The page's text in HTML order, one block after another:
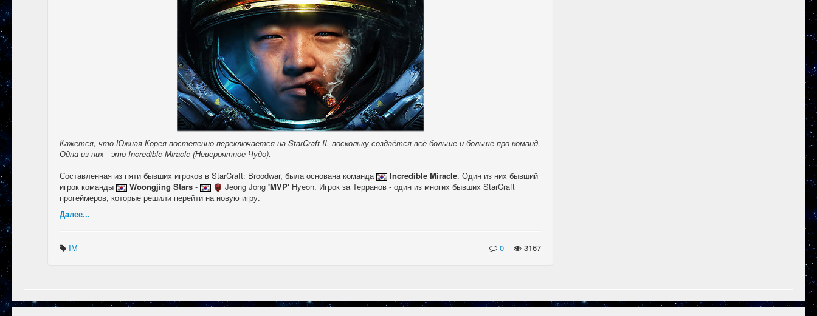
Кажется, что Южная Корея постепенно переключается на StarCraft II, поскольку создаётся всё больше и больше про команд.
Одна из них - это Incredible Miracle (Невероятное Чудо).
Составленная из пяти бывших игроков в StarCraft: Broodwar, была основана команда
Incredible Miracle. Один из них бывший
игрок команды
Woongjing Stars- Jeong Jong 'MVP'Hyeon. Игрок за Терранов - один из многих бывших StarCraft
прогеймеров, которые решили перейти на новую игру.
Далее...
IM 0 3167